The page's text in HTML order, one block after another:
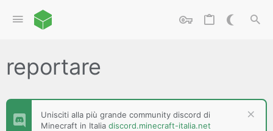
reportare
Unisciti alla più grande community discord di
Minecraft in Italia discord.minecraft-italia.net